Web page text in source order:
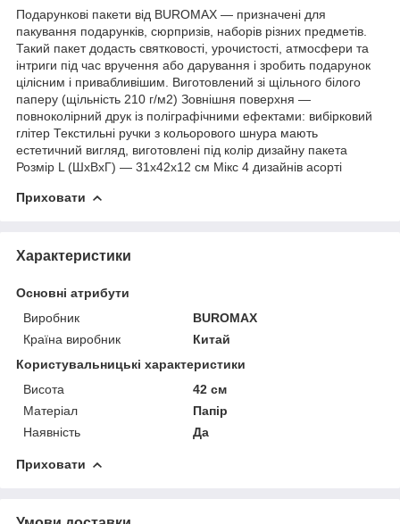
Подарункові пакети від BUROMAX — призначені для
пакування подарунків, сюрпризів, наборів різних предметів.
Такий пакет додасть святковості, урочистості, атмосфери та
інтриги під час вручення або дарування і зробить подарунок
цілісним і привабливішим. Виготовлений зі щільного білого
паперу (щільність 210 г/м2) Зовнішня поверхня —
повноколірний друк із поліграфічними ефектами: вибірковий
глітер Текстильні ручки з кольорового шнура мають
естетичний вигляд, виготовлені під колір дизайну пакета
Розмір L (ШхВхГ) — 31х42х12 см Мікс 4 дизайнів асорті
Приховати
Характеристики
Основні атрибути
Виробник
BUROMAX
Країна виробник
Китай
Користувальницькі характеристики
Висота
42 см
Матеріал
Папір
Наявність
Да
Приховати